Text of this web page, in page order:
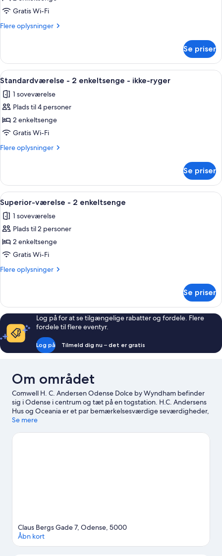
værelse
-
-
ikke-
ryger
Gratis Wi-Fi
Flere oplysninger
Flere
værelse
2
ikke-
Se priser
Indlæs
alle
billeder
af
Standardværelse
-
2
enkeltsenge
ikke-
ryger
En dobbeltseng med hvide
5
Standardværelse - 2 enkeltsenge - ikke-ryger
1 soveværelse
Plads til 4 personer
2 enkeltsenge
Gratis Wi-Fi
Flere oplysninger
Flere
-
enkeltsenge
ikke-
ryger
Se priser
Indlæs
alle
billeder
af
Superior-
værelse
-
Et hotelværelse med en seng, et
10
Superior-værelse - 2 enkeltsenge
1 soveværelse
Plads til 2 personer
2 enkeltsenge
Gratis Wi-Fi
Flere oplysninger
Flere
værelse
-
2
enkeltsenge
Se priser
Log på for at se tilgængelige rabatter og fordele. Flere
fordele til flere eventyr.
Log på Tilmeld dig nu – det er gratis
Om området
Comwell H. C. Andersen Odense Dolce by Wyndham befinder
sig i Odense i centrum og tæt på en togstation. H.C. Andersens
Hus og Oceania er et par bemærkelsesværdige seværdigheder,
og nogle af områdets andre populære seværdigheder
arrangement eller en sportbegivenhed ved Brandts
Se mere
Claus Bergs Gade 7, Odense, 5000
Åbn kort